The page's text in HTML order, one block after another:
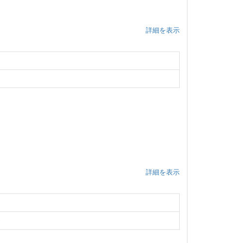
詳細を表示
詳細を表示